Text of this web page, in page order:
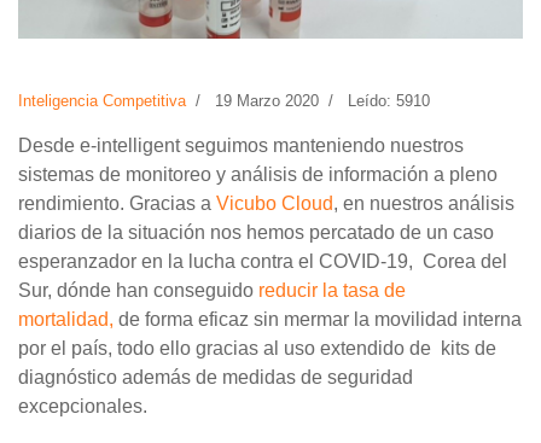
Inteligencia Competitiva 19 Marzo 2020 Leído: 5910
Desde e-intelligent seguimos manteniendo nuestros
sistemas de monitoreo y análisis de información a pleno
rendimiento. Gracias a Vicubo Cloud, en nuestros análisis
diarios de la situación nos hemos percatado de un caso
esperanzador en la lucha contra el COVID-19, Corea del
Sur, dónde han conseguido reducir la tasa de
mortalidad, de forma eficaz sin mermar la movilidad interna
por el país, todo ello gracias al uso extendido de kits de
diagnóstico además de medidas de seguridad
excepcionales.